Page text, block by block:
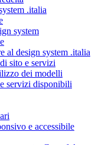
.italia
system
al design system .italia
sito e servizi
dei modelli
servizi disponibili
e accessibile